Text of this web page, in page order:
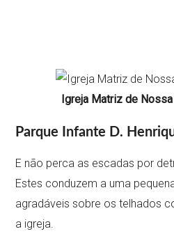
Igreja Matriz de
Parque Infante D.
E não perca as escadas por
Estes conduzem a uma
agradáveis sobre os telhados
a igreja.